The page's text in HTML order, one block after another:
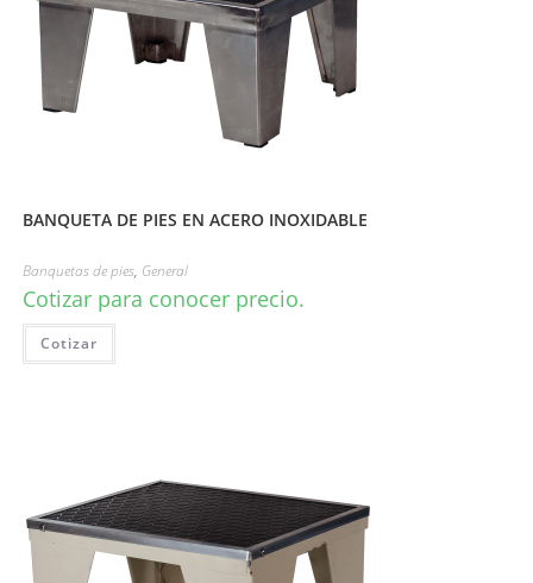
BANQUETA DE PIES EN ACERO INOXIDABLE
Banquetas de pies, General
Cotizar para conocer precio.
Cotizar